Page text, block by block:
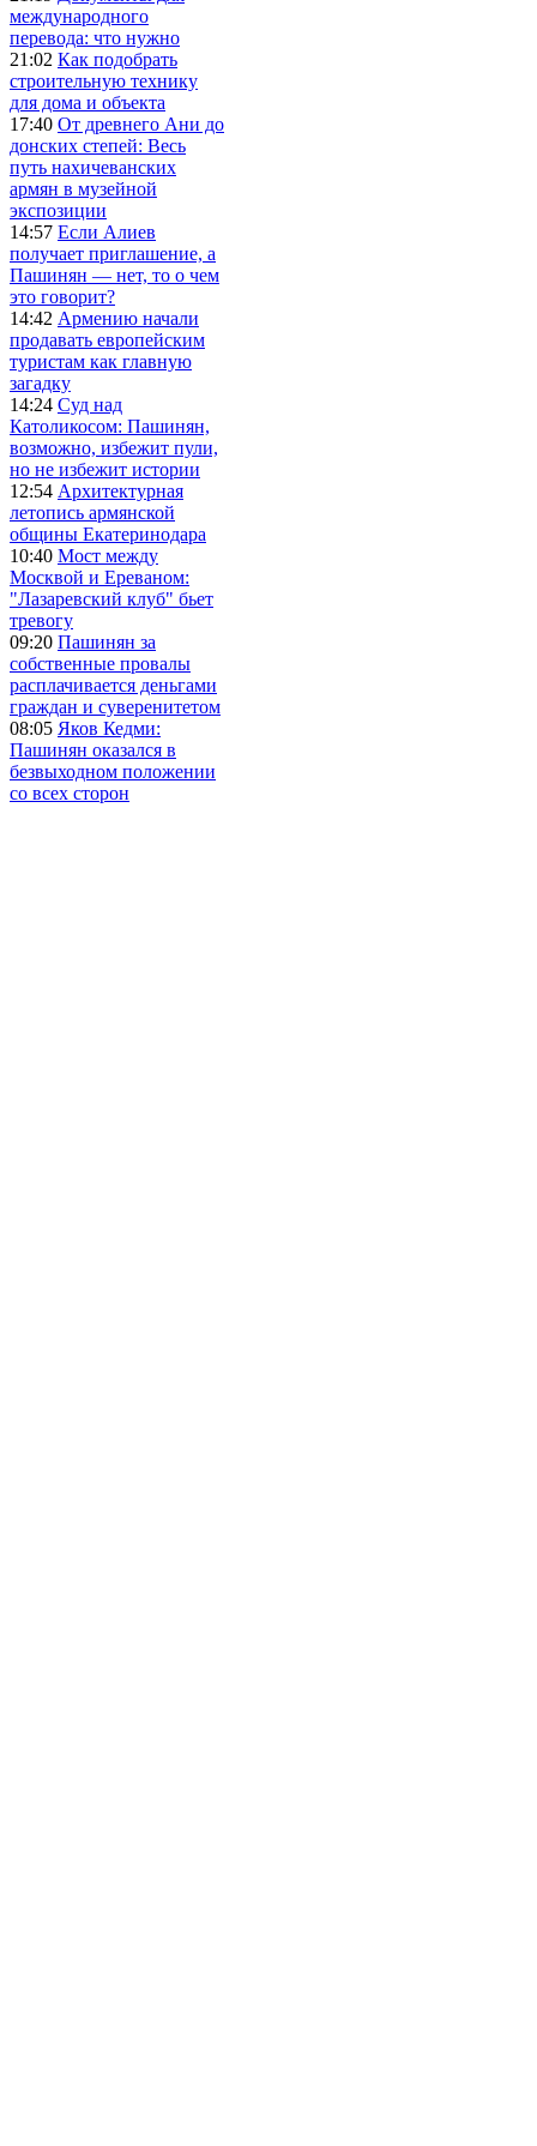
международного
перевода: что нужно
21:02 Как подобрать
строительную технику
для дома и объекта
17:40 От древнего Ани до
донских степей: Весь
путь нахичеванских
армян в музейной
экспозиции
14:57 Если Алиев
получает приглашение, а
Пашинян — нет, то о чем
это говорит?
14:42 Армению начали
продавать европейским
туристам как главную
загадку
14:24 Суд над
Католикосом: Пашинян,
возможно, избежит пули,
но не избежит истории
12:54 Архитектурная
летопись армянской
общины Екатеринодара
10:40 Мост между
Москвой и Ереваном:
"Лазаревский клуб" бьет
тревогу
09:20 Пашинян за
собственные провалы
расплачивается деньгами
граждан и суверенитетом
08:05 Яков Кедми:
Пашинян оказался в
безвыходном положении
со всех сторон